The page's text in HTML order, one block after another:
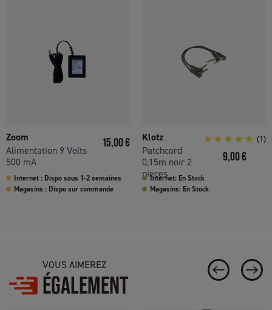
Zoom
Alimentation 9 Volts
500 mA
Prix
15,00 €
Internet : Dispo sous 1-2 semaines
Magasins : Dispo sur commande
Klotz
Patchcord
0,15m noir 2
pieces
(1)
Prix
9,00 €
Internet: En Stock
Magasins: En Stock
VOUS AIMEREZ
ÉGALEMENT